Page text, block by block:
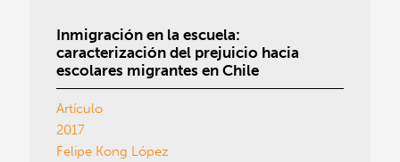
Inmigración en la escuela:
caracterización del prejuicio hacia
escolares migrantes en Chile
Artículo
2017
Felipe Kong López